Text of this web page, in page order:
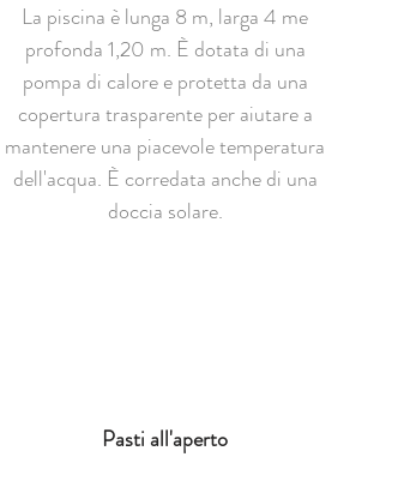
La piscina è lunga 8 m, larga 4 me
profonda 1,20 m. È dotata di una
pompa di calore e protetta da una
copertura trasparente per aiutare a
mantenere una piacevole temperatura
dell'acqua. È corredata anche di una
doccia solare.
Pasti all'aperto